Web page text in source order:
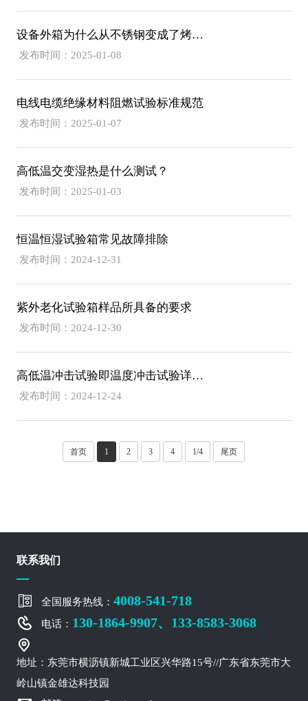
设备外箱为什么从不锈钢变成了烤漆外观
发布时间：2025-01-08
电线电缆绝缘材料阻燃试验标准规范
发布时间：2025-01-07
高低温交变湿热是什么测试？
发布时间：2025-01-03
恒温恒湿试验箱常见故障排除
发布时间：2024-12-31
紫外老化试验箱样品所具备的要求
发布时间：2024-12-30
高低温冲击试验即温度冲击试验详细解析
发布时间：2024-12-24
首页 1 2 3 4 1/4 尾页
联系我们
全国服务热线： 4008-541-718
电话： 130-1864-9907、133-8583-3068
地址：东莞市横沥镇新城工业区兴华路15号//广东省东莞市大
岭山镇金雄达科技园